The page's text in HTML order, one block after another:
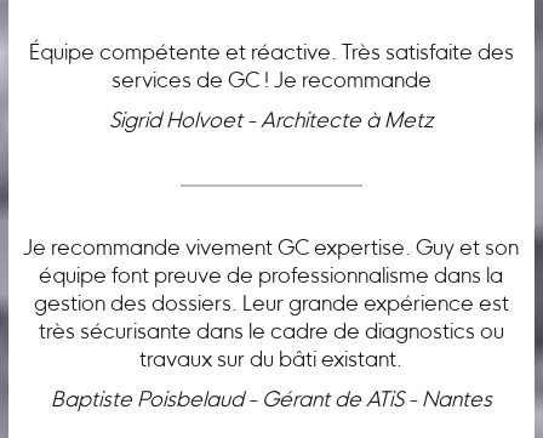
Équipe compétente et réactive. Très satisfaite des
services de GC ! Je recommande
Sigrid Holvoet - Architecte à Metz
Je recommande vivement GC expertise. Guy et son
équipe font preuve de professionnalisme dans la
gestion des dossiers. Leur grande expérience est
très sécurisante dans le cadre de diagnostics ou
travaux sur du bâti existant.
Baptiste Poisbelaud - Gérant de ATiS - Nantes